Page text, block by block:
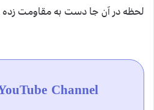
لحظه در آن جا دست به مقاومت زده
Channel